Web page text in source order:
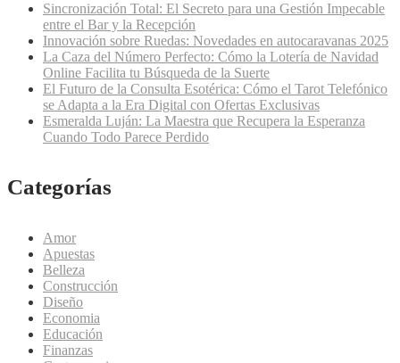
Sincronización Total: El Secreto para una Gestión Impecable
entre el Bar y la Recepción
Innovación sobre Ruedas: Novedades en autocaravanas 2025
La Caza del Número Perfecto: Cómo la Lotería de Navidad
Online Facilita tu Búsqueda de la Suerte
El Futuro de la Consulta Esotérica: Cómo el Tarot Telefónico
se Adapta a la Era Digital con Ofertas Exclusivas
Esmeralda Luján: La Maestra que Recupera la Esperanza
Cuando Todo Parece Perdido
Categorías
Amor
Apuestas
Belleza
Construcción
Diseño
Economia
Educación
Finanzas